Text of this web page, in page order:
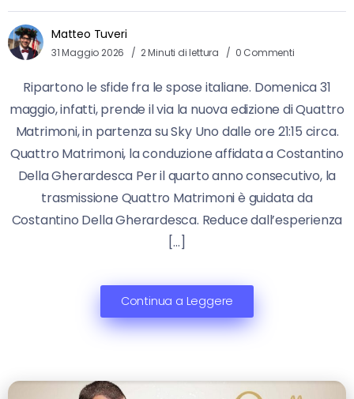
Matteo Tuveri
31 Maggio 2026 2 Minuti di lettura 0 Commenti
Ripartono le sfide fra le spose italiane. Domenica 31
maggio, infatti, prende il via la nuova edizione di Quattro
Matrimoni, in partenza su Sky Uno dalle ore 21:15 circa.
Quattro Matrimoni, la conduzione affidata a Costantino
Della Gherardesca Per il quarto anno consecutivo, la
trasmissione Quattro Matrimoni è guidata da
Costantino Della Gherardesca. Reduce dall’esperienza
[…]
Continua a Leggere